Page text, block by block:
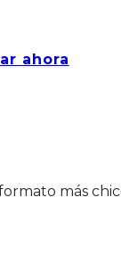
ahora
más